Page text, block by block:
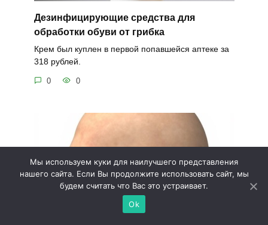
Дезинфицирующие средства для
обработки обуви от грибка
Крем был куплен в первой попавшейся аптеке за
318 рублей.
0 0
Мы используем куки для наилучшего представления
нашего сайта. Если Вы продолжите использовать сайт, мы
будем считать что Вас это устраивает.
Ok